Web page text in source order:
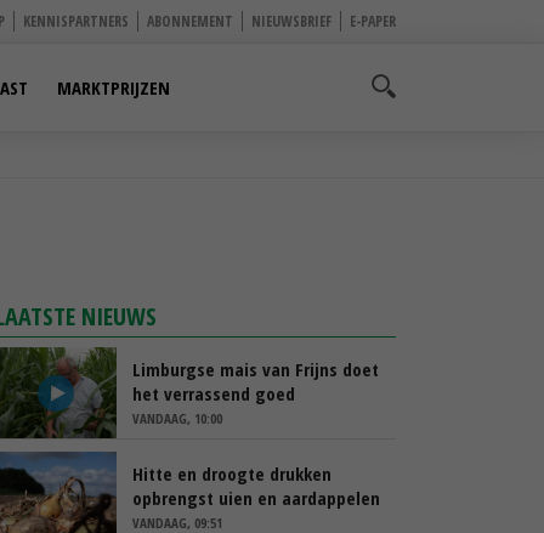
KENNISPARTNERS ABONNEMENT NIEUWSBRIEF E-PAPER
MARKTPRIJZEN
NIEUWS
Limburgse mais van Frijns doet
het verrassend goed
VANDAAG, 10:00
Hitte en droogte drukken
opbrengst uien en aardappelen
VANDAAG, 09:51